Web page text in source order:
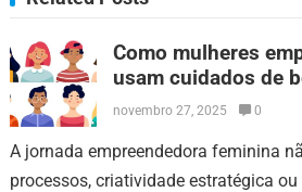
Como mulheres
usam cuidados de
fortalecer sua
novembro 27, 2025 0
A jornada empreendedora feminina
processos, criatividade estratégica